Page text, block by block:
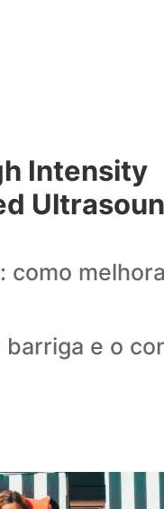
Intensity
como
e o